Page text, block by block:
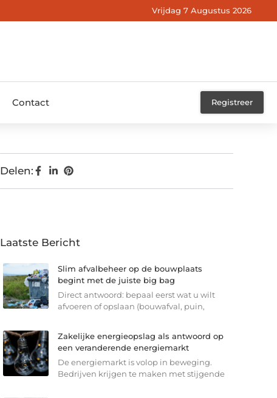
Vrijdag 7 Augustus 2026
Contact Registreer
Delen:
Laatste Bericht
Slim afvalbeheer op de bouwplaats
begint met de juiste big bag
Direct antwoord: bepaal eerst wat u wilt
afvoeren of opslaan (bouwafval, puin,
Zakelijke energieopslag als antwoord op
een veranderende energiemarkt
De energiemarkt is volop in beweging.
Bedrijven krijgen te maken met stijgende